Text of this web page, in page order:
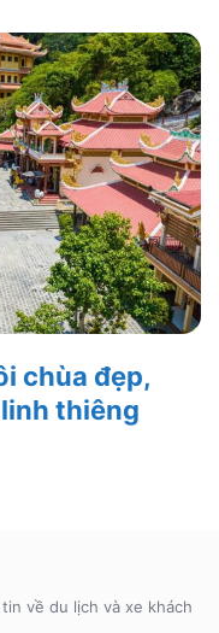
chùa đẹp,
thiêng
về du lịch và xe khách